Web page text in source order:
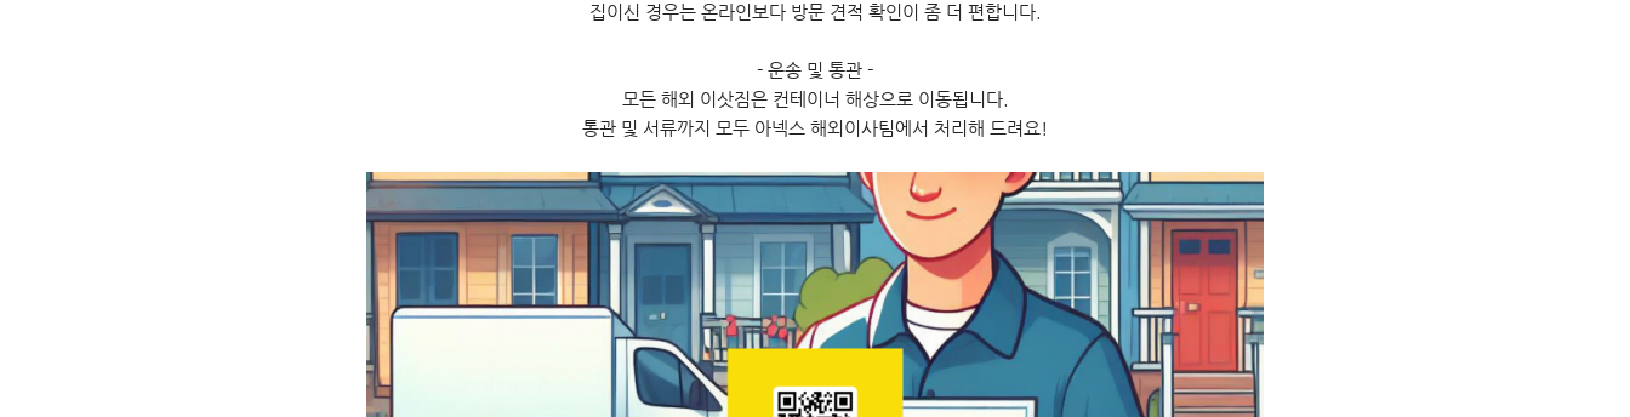
집이신 경우는 온라인보다 방문 견적 확인이 좀 더 편합니다.
- 운송 및 통관 -
모든 해외 이삿짐은 컨테이너 해상으로 이동됩니다.
통관 및 서류까지 모두 아넥스 해외이사팀에서 처리해 드려요!